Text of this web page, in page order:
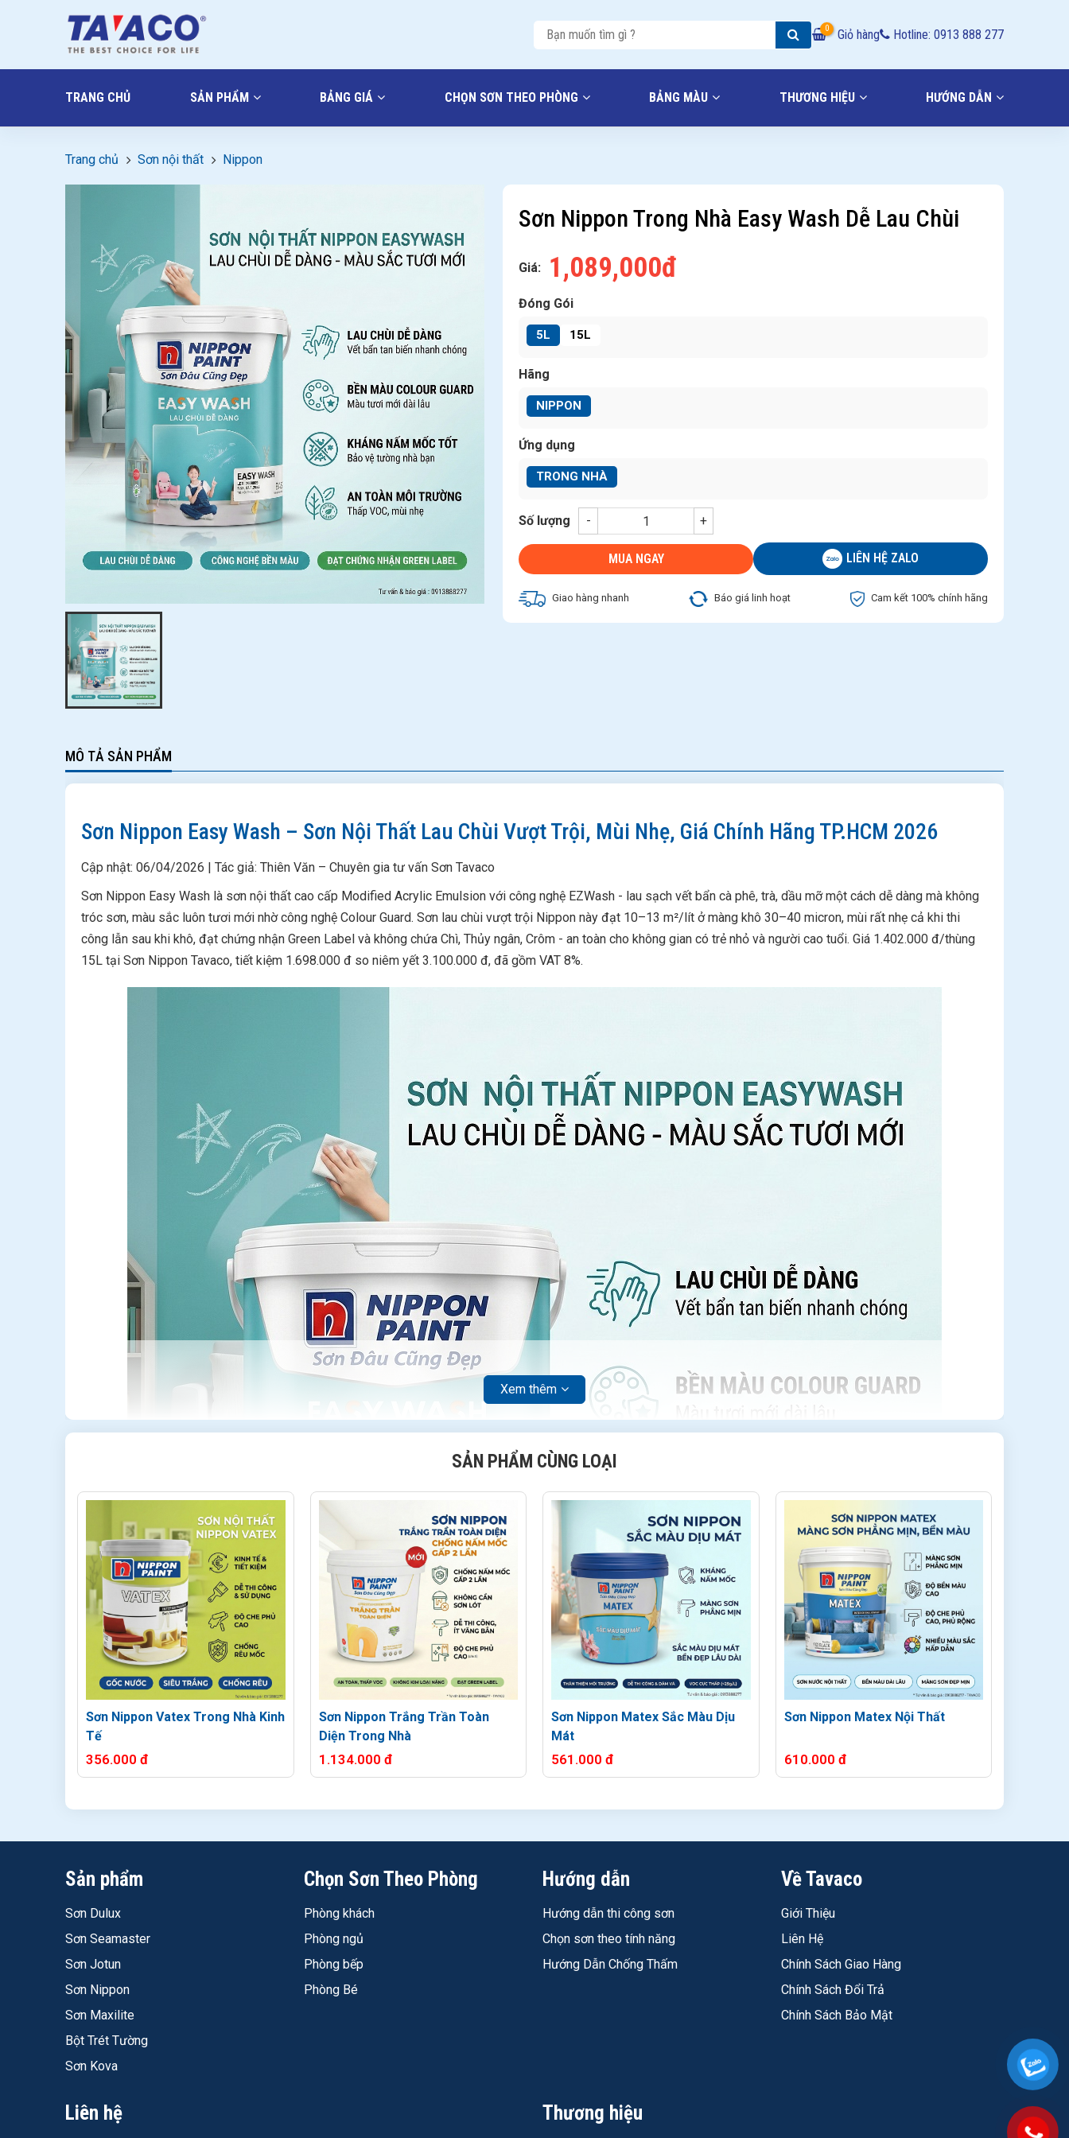
0 Giỏ hàng Hotline: 0913 888 277
TRANG CHỦ SẢN PHẨM BẢNG GIÁ CHỌN SƠN THEO PHÒNG BẢNG MÀU THƯƠNG HIỆU HƯỚNG DẪN
Trang chủ Sơn nội thất Nippon
Sơn Nippon Trong Nhà Easy Wash Dễ Lau Chùi
Giá: 1,089,000đ
Đóng Gói
5L 15L
Hãng
NIPPON
Ứng dụng
TRONG NHÀ
Số lượng - +
MUA NGAY LIÊN HỆ ZALO
Giao hàng nhanh Báo giá linh hoạt Cam kết 100% chính hãng
MÔ TẢ SẢN PHẨM
Sơn Nippon Easy Wash – Sơn Nội Thất Lau Chùi Vượt Trội, Mùi Nhẹ, Giá Chính Hãng TP.HCM 2026
Cập nhật: 06/04/2026 | Tác giả: Thiên Văn – Chuyên gia tư vấn Sơn Tavaco
Sơn Nippon Easy Wash là sơn nội thất cao cấp Modified Acrylic Emulsion với công nghệ EZWash - lau sạch vết bẩn cà phê, trà, dầu mỡ một cách dễ dàng mà không
tróc sơn, màu sắc luôn tươi mới nhờ công nghệ Colour Guard. Sơn lau chùi vượt trội Nippon này đạt 10–13 m²/lít ở màng khô 30–40 micron, mùi rất nhẹ cả khi thi
công lẫn sau khi khô, đạt chứng nhận Green Label và không chứa Chì, Thủy ngân, Crôm - an toàn cho không gian có trẻ nhỏ và người cao tuổi. Giá 1.402.000 đ/thùng
15L tại Sơn Nippon Tavaco, tiết kiệm 1.698.000 đ so niêm yết 3.100.000 đ, đã gồm VAT 8%.
Sơn Nippon Easy Wash Mới
Sơn Nippon Easy Wash có lau chùi vết bẩn được không?
Được - đây là tính năng cốt lõi của dòng này. Công nghệ EZWash xử lý được vết bẩn như cà phê, trà, dầu mỡ và các vết bẩn sinh hoạt thông thường. Điều kiện để lau tốt: thi công đúng hệ thống
Sơn Easy Wash Nippon có mùi không, an toàn cho trẻ nhỏ không?
Mùi rất nhẹ cả trong lúc thi công lẫn sau khi khô - TDS ghi nhận rõ. Không chứa Chì, Thủy ngân, Crôm và kim loại nặng; không APEO; VOC < 25g/L; đạt Green Label và QCVN 08:2020/BCT. Phù
hợp sơn phòng ngủ trẻ em và không gian kín có người ở.
Giá sơn Nippon Easy Wash chiết khấu tại Tavaco bao nhiêu?
Xem thêm
SẢN PHẨM CÙNG LOẠI
Sơn Nippon Vatex Trong Nhà Kinh
Tế
356.000 đ
Sơn Nippon Trắng Trần Toàn
Diện Trong Nhà
1.134.000 đ
Sơn Nippon Matex Sắc Màu Dịu
Mát
561.000 đ
Sơn Nippon Matex Nội Thất
610.000 đ
Sản phẩm
Sơn Dulux
Sơn Seamaster
Sơn Jotun
Sơn Nippon
Sơn Maxilite
Bột Trét Tường
Sơn Kova
Chọn Sơn Theo Phòng
Phòng khách
Phòng ngủ
Phòng bếp
Phòng Bé
Hướng dẫn
Hướng dẫn thi công sơn
Chọn sơn theo tính năng
Hướng Dẫn Chống Thấm
Về Tavaco
Giới Thiệu
Liên Hệ
Chính Sách Giao Hàng
Chính Sách Đổi Trả
Chính Sách Bảo Mật
Liên hệ Thương hiệu